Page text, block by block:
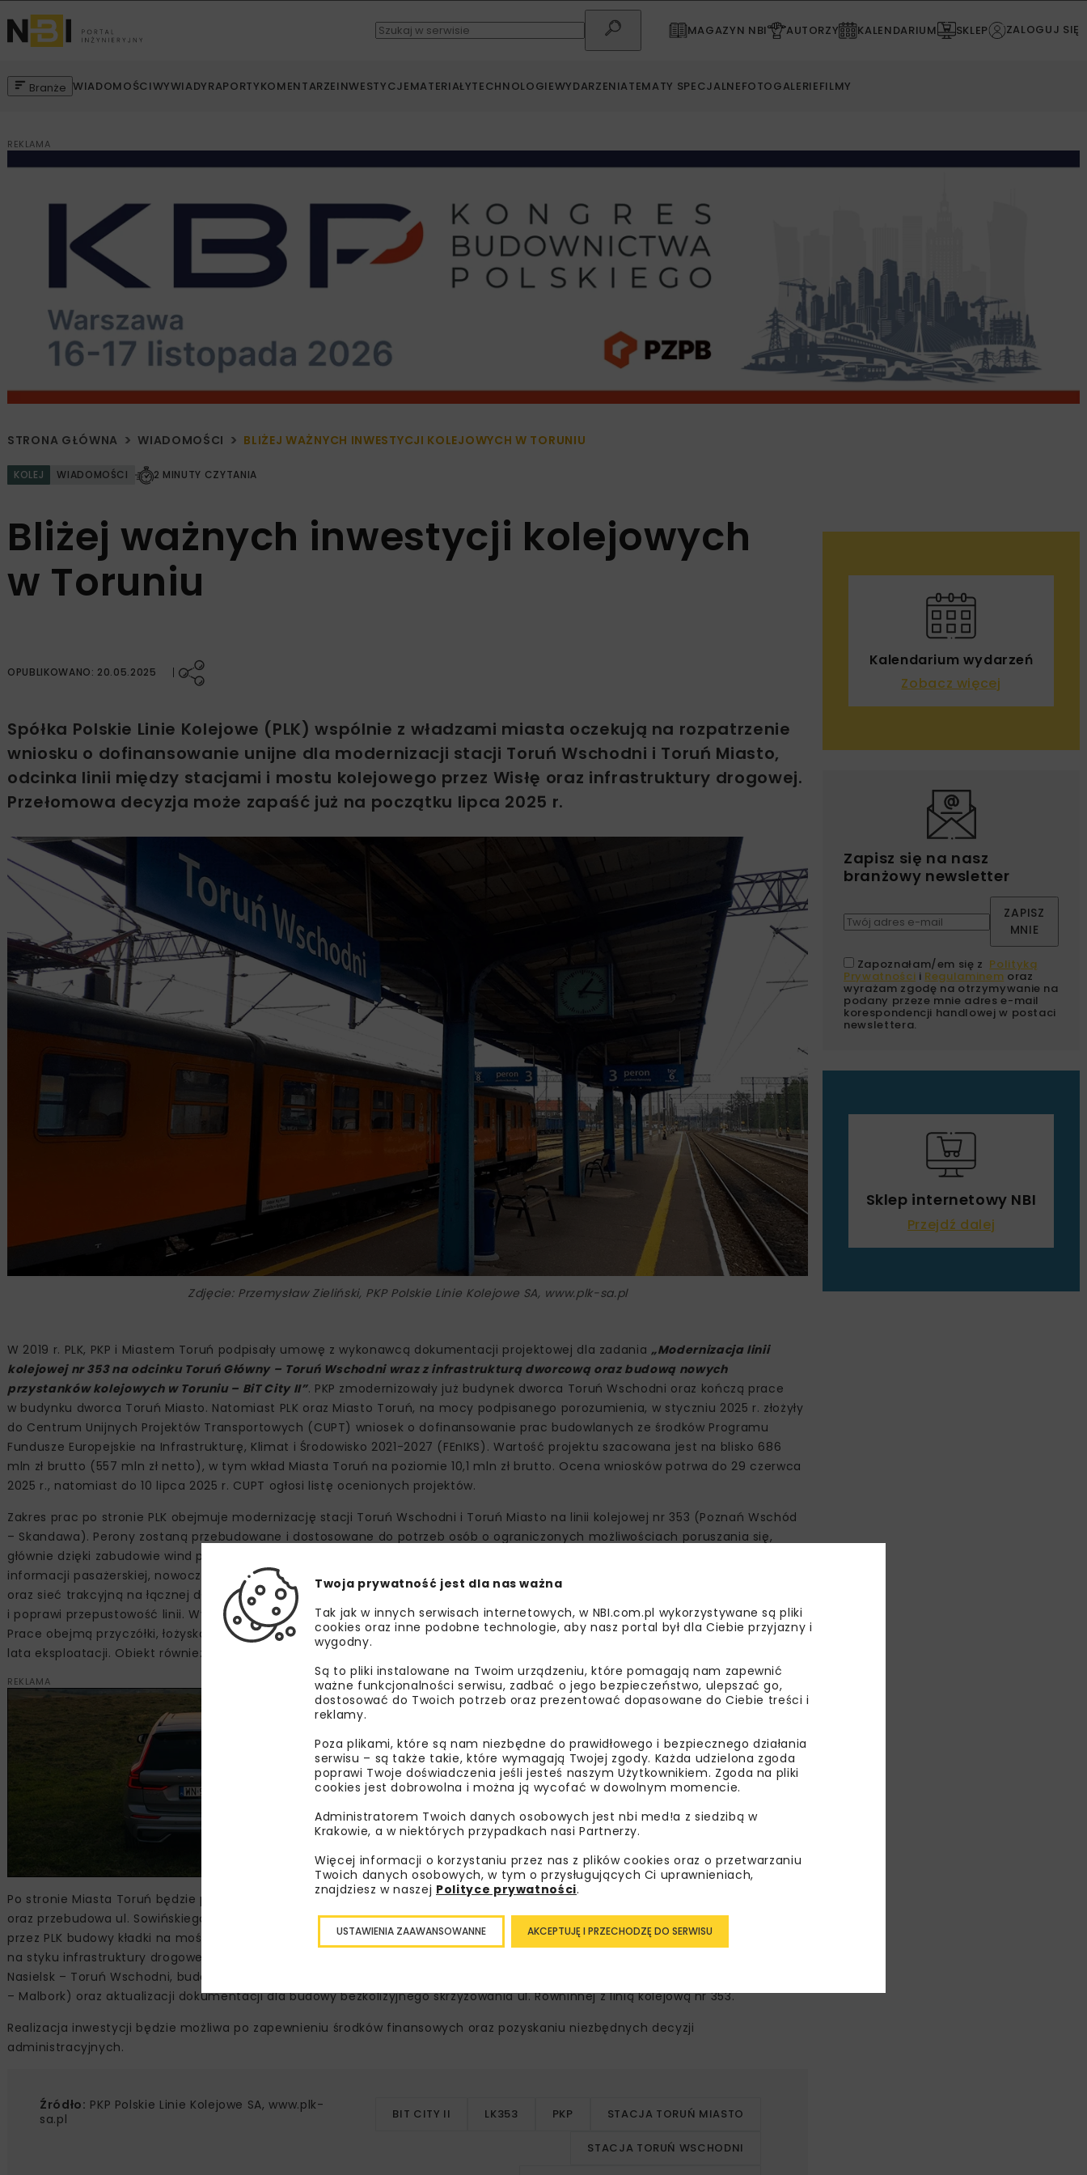
MAGAZYN NBI AUTORZY KALENDARIUM SKLEP ZALOGUJ SIĘ
Branże WIADOMOŚCIWYWIADYRAPORTYKOMENTARZEINWESTYCJEMATERIAŁYTECHNOLOGIEWYDARZENIATEMATY SPECJALNEFOTOGALERIEFILMY
REKLAMA
STRONA GŁÓWNA WIADOMOŚCI BLIŻEJ WAŻNYCH INWESTYCJI KOLEJOWYCH W TORUNIU
KOLEJ WIADOMOŚCI 2 MINUTY CZYTANIA
Bliżej ważnych inwestycji kolejowych
w Toruniu
OPUBLIKOWANO: 20.05.2025
Spółka Polskie Linie Kolejowe (PLK) wspólnie z władzami miasta oczekują na rozpatrzenie
wniosku o dofinansowanie unijne dla modernizacji stacji Toruń Wschodni i Toruń Miasto,
odcinka linii między stacjami i mostu kolejowego przez Wisłę oraz infrastruktury drogowej.
Przełomowa decyzja może zapaść już na początku lipca 2025 r.
Zdjęcie: Przemysław Zieliński, PKP Polskie Linie Kolejowe SA, www.plk-sa.pl
W 2019 r. PLK, PKP i Miastem Toruń podpisały umowę z wykonawcą dokumentacji projektowej dla zadania„Modernizacja linii
kolejowej nr 353 na odcinku Toruń Główny – Toruń Wschodni wraz z infrastrukturą dworcową oraz budową nowych
przystanków kolejowych w Toruniu – BiT City II”. PKP zmodernizowały już budynek dworca Toruń Wschodni oraz kończą prace
w budynku dworca Toruń Miasto. Natomiast PLK oraz Miasto Toruń, na mocy podpisanego porozumienia, w styczniu 2025 r. złożyły
do Centrum Unijnych Projektów Transportowych (CUPT) wniosek o dofinansowanie prac budowlanych ze środków Programu
Fundusze Europejskie na Infrastrukturę, Klimat i Środowisko 2021-2027 (FEnIKS). Wartość projektu szacowana jest na blisko 686
mln zł brutto (557 mln zł netto), w tym wkład Miasta Toruń na poziomie 10,1 mln zł brutto. Ocena wniosków potrwa do 29 czerwca
2025 r., natomiast do 10 lipca 2025 r. CUPT ogłosi listę ocenionych projektów.
Zakres prac po stronie PLK obejmuje modernizację stacji Toruń Wschodni i Toruń Miasto na linii kolejowej nr 353 (Poznań Wschód
– Skandawa). Perony zostaną przebudowane i dostosowane do potrzeb osób o ograniczonych możliwościach poruszania się,
głównie dzięki zabudowie wind prowadzących na perony z przejść podziemnych. Na stacjach pojawi się system dynamicznej
informacji pasażerskiej, nowoczesny i czytelny, informujący o odjazdach pociągów. Między stacjami wykonawca wymieni tory
oraz sieć trakcyjną na łącznej długości 8,5 km, budując drugi tor pod Placem Pokoju Toruńskiego, co zlikwiduje „wąskie gardło”
i poprawi przepustowość linii. Wyremontowany zostanie zabytkowy most kolejowy nad Wisłą im. Ernesta Malinowskiego z 1873 r.
Prace obejmą przyczółki, łożyska, podpory i wieżyczki na wjeździe na most, zapewniając dobre parametry techniczne na kolejne
lata eksploatacji. Obiekt również zostanie zabezpieczony przed korozją, a wzdłuż mostu powstanie kładka pieszo-rowerowa.
REKLAMA
Po stronie Miasta Toruń będzie przebudowa kładki nad torami, tak zwany Garbaty Mostek, łączącej ulice Chrobrego i Sobieskiego
oraz przebudowa ul. Sowińskiego przy stacji Toruń Miasto wraz z budową miejsc parkingowych. Dodatkowo, w związku z przejęciem
przez PLK budowy kładki na moście przez Wisłę, Miasto Toruń zobowiązało się do realizacji zadań poprawiających bezpieczeństwo
na styku infrastruktury drogowej i linii kolejowych: budowy bezkolizyjnego skrzyżowania ul. Olsztyńskiej z linią kolejową nr 27
Nasielsk – Toruń Wschodni, budowy bezkolizyjnego dojścia do przystanku Toruń Katarzynka (linia kolejowa nr 207 Toruń Wschodni
– Malbork) oraz aktualizacji dokumentacji dla budowy bezkolizyjnego skrzyżowania ul. Równinnej z linią kolejową nr 353.
Realizacja inwestycji będzie możliwa po zapewnieniu środków finansowych oraz pozyskaniu niezbędnych decyzji
administracyjnych.
Źródło: PKP Polskie Linie Kolejowe SA, www.plk-
sa.pl
BIT CITY II LK353 PKP STACJA TORUŃ MIASTO
STACJA TORUŃ WSCHODNI
Kalendarium wydarzeń
Zobacz więcej
Zapisz się na nasz
branżowy newsletter
ZAPISZ
MNIE
Zapoznałam/em się z Polityką
Prywatności i Regulaminem oraz
wyrażam zgodę na otrzymywanie na
podany przeze mnie adres e-mail
korespondencji handlowej w postaci
newslettera.
Sklep internetowy NBI
Przejdź dalej
Twoja prywatność jest dla nas ważna
Tak jak w innych serwisach internetowych, w NBI.com.pl wykorzystywane są pliki
cookies oraz inne podobne technologie, aby nasz portal był dla Ciebie przyjazny i
wygodny.
Są to pliki instalowane na Twoim urządzeniu, które pomagają nam zapewnić
ważne funkcjonalności serwisu, zadbać o jego bezpieczeństwo, ulepszać go,
dostosować do Twoich potrzeb oraz prezentować dopasowane do Ciebie treści i
reklamy.
Poza plikami, które są nam niezbędne do prawidłowego i bezpiecznego działania
serwisu – są także takie, które wymagają Twojej zgody. Każda udzielona zgoda
poprawi Twoje doświadczenia jeśli jesteś naszym Użytkownikiem. Zgoda na pliki
cookies jest dobrowolna i można ją wycofać w dowolnym momencie.
Administratorem Twoich danych osobowych jest nbi med!a z siedzibą w
Krakowie, a w niektórych przypadkach nasi Partnerzy.
Więcej informacji o korzystaniu przez nas z plików cookies oraz o przetwarzaniu
Twoich danych osobowych, w tym o przysługujących Ci uprawnieniach,
znajdziesz w naszej Polityce prywatności.
AKCEPTUJĘ I PRZECHODZĘ DO SERWISU
USTAWIENIA ZAAWANSOWANNE